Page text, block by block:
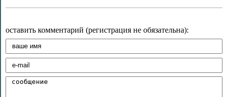
оставить комментарий (регистрация не обязательна):